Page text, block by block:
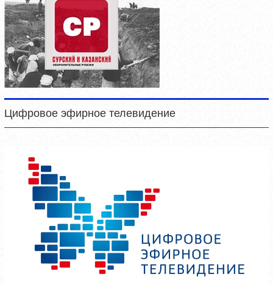
Цифровое эфирное телевидение